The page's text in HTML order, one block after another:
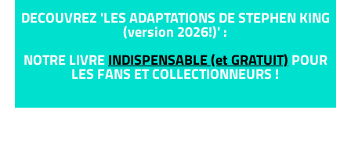
DECOUVREZ 'LES ADAPTATIONS DE STEPHEN KING
(version 2026!)' :
NOTRE LIVREINDISPENSABLE (et GRATUIT) POUR
LES FANS ET COLLECTIONNEURS !